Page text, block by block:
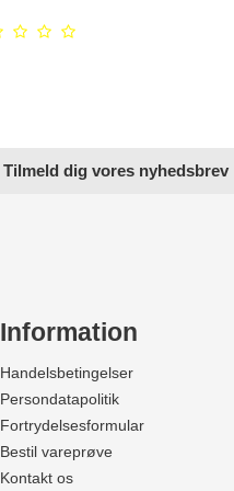
Tilmeld dig vores nyhedsbrev
Information
Handelsbetingelser
Persondatapolitik
Fortrydelsesformular
Bestil vareprøve
Kontakt os